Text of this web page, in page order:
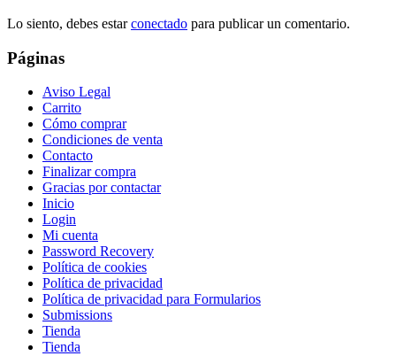
Lo siento, debes estarconectado para publicar un comentario.
Páginas
Aviso Legal
Carrito
Cómo comprar
Condiciones de venta
Contacto
Finalizar compra
Gracias por contactar
Inicio
Login
Mi cuenta
Password Recovery
Política de cookies
Política de privacidad
Política de privacidad para Formularios
Submissions
Tienda
Tienda